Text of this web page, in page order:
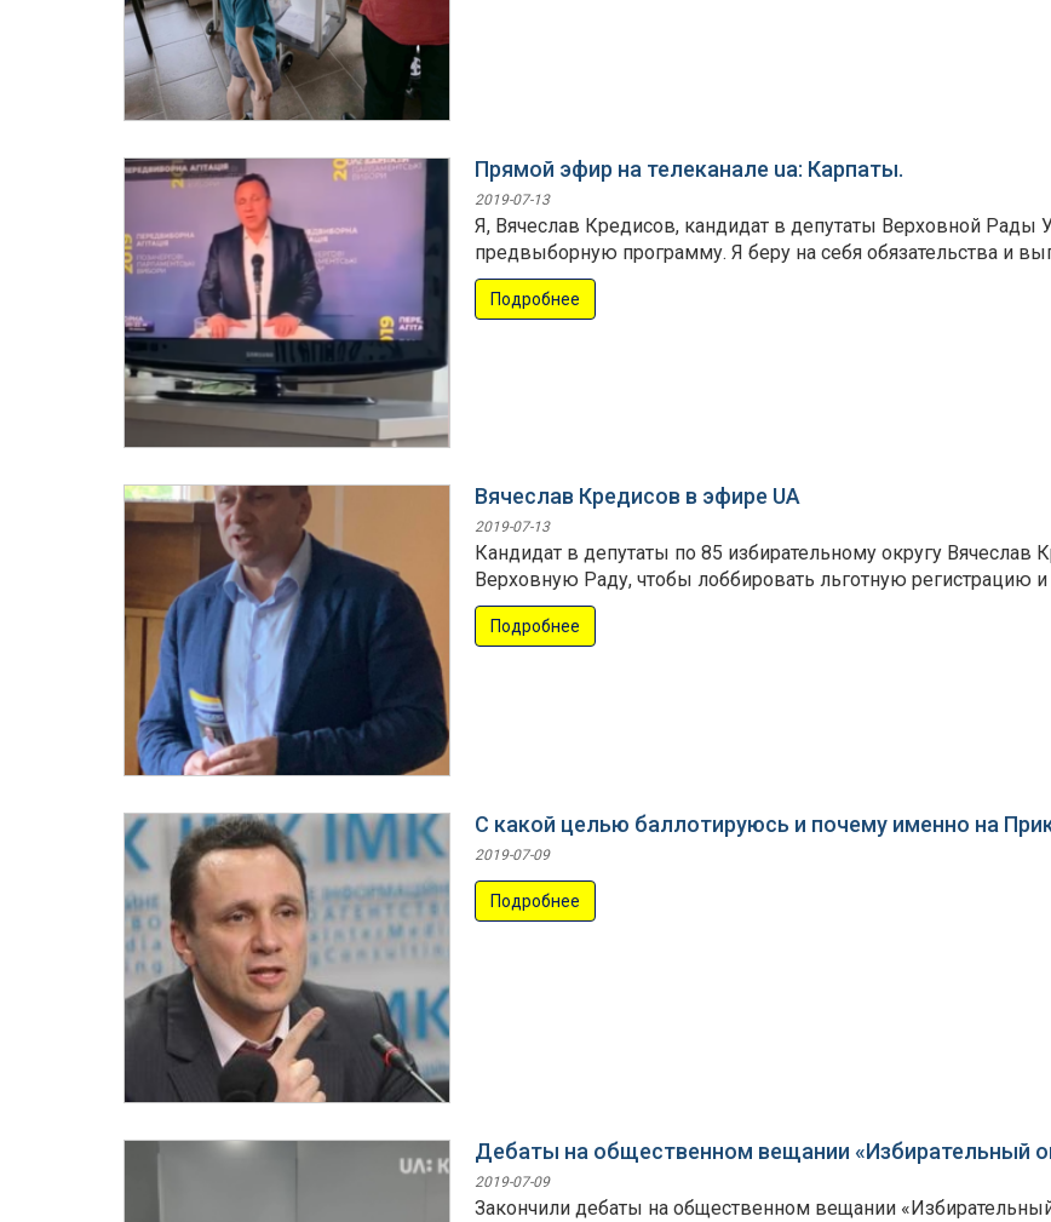
Прямой эфир на телеканале ua: Карпаты.
2019-07-13
Я, Вячеслав Кредисов, кандидат в депутаты Верховной Рады
предвыборную программу. Я беру на себя обязательства и
Подробнее
Вячеслав Кредисов в эфире UA
2019-07-13
Кандидат в депутаты по 85 избирательному округу Вячеслав
Верховную Раду, чтобы лоббировать льготную регистрацию
Подробнее
С какой целью баллотируюсь и почему именно на
2019-07-09
Подробнее
Дебаты на общественном вещании «Избирательный
2019-07-09
Закончили дебаты на общественном вещании